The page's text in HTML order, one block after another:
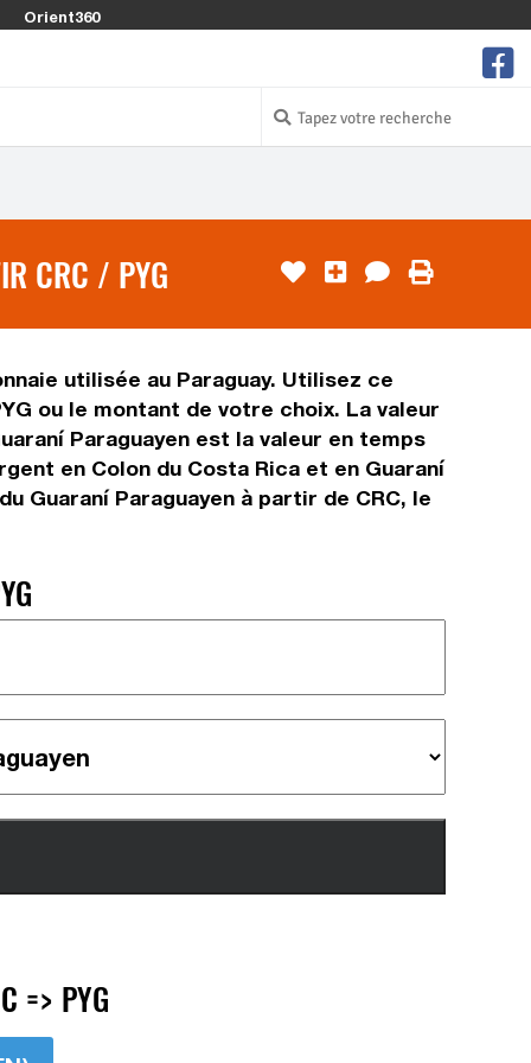
Orient360
CRC / PYG
utilisée au Paraguay. Utilisez ce
ou le montant de votre choix. La valeur
Paraguayen est la valeur en temps
en Colon du Costa Rica et en Guaraní
Guaraní Paraguayen à partir de CRC, le
=> PYG